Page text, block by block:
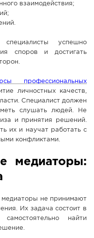
взаимодействия;
успешно
споров и достигать
профессиональных
личностных качеств,
Специалист должен
слушать людей. Не
и принятия решений.
их и научат работать с
конфликтами.
медиаторы:
медиаторы не принимают
Их задача состоит в
найти